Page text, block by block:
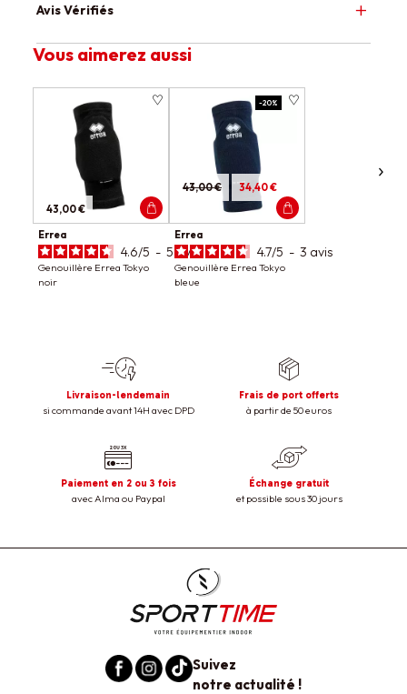
Avis Vérifiés
Vous aimerez aussi
43,00 €
Errea
4.6/5 - 5 avis
Genouillère Errea Tokyo
noir
43,00 € 34,40 €
-20%
Errea
4.7/5 - 3 avis
Genouillère Errea Tokyo
bleue
Livraison-lendemain
si commande avant 14H avec DPD
Frais de port offerts
à partir de 50 euros
Paiement en 2 ou 3 fois
avec Alma ou Paypal
Échange gratuit
et possible sous 30 jours
Suivez
notre actualité !